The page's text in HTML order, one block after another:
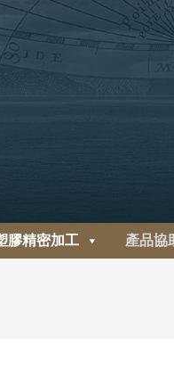
膠精密加工 產品協